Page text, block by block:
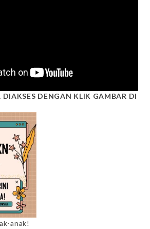
DIAKSES DENGAN KLIK GAMBAR DI
anak!